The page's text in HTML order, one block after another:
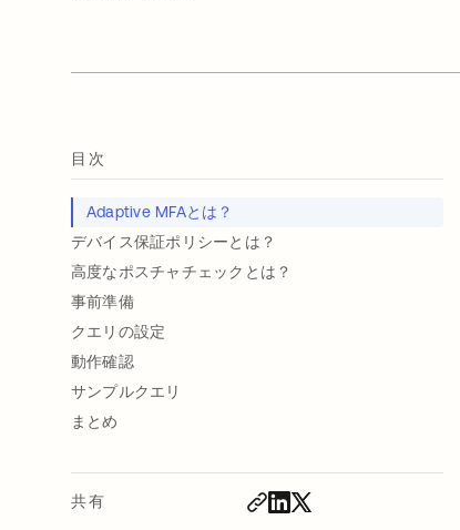
目次
Adaptive MFAとは？
デバイス保証ポリシーとは？
高度なポスチャチェックとは？
事前準備
クエリの設定
動作確認
サンプルクエリ
まとめ
共有